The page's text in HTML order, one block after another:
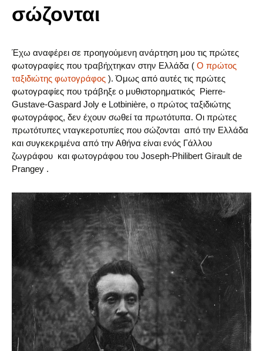
σώζονται
Έχω αναφέρει σε προηγούμενη ανάρτηση μου τις πρώτες
φωτογραφίες που τραβήχτηκαν στην Ελλάδα ( Ο πρώτος
ταξιδιώτης φωτογράφος ). Όμως από αυτές τις πρώτες
φωτογραφίες που τράβηξε ο μυθιστορηματικός Pierre-
Gustave-Gaspard Joly e Lotbinière, ο πρώτος ταξιδιώτης
φωτογράφος, δεν έχουν σωθεί τα πρωτότυπα. Οι πρώτες
πρωτότυπες νταγκεροτυπίες που σώζονται από την Ελλάδα
και συγκεκριμένα από την Αθήνα είναι ενός Γάλλου
ζωγράφου και φωτογράφου του Joseph-Philibert Girault de
Prangey .